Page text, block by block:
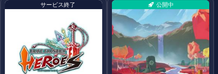
サービス終了 公開中